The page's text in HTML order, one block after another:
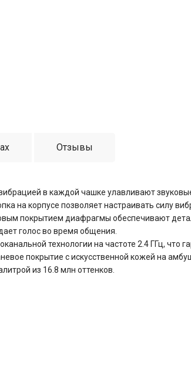
Отзывы
в каждой чашке улавливают
на корпусе позволяет настраивать силу
покрытием диафрагмы обеспечивают
голос во время общения.
технологии на частоте 2.4 ГГц, что
покрытие с искусственной кожей на
из 16.8 млн оттенков.